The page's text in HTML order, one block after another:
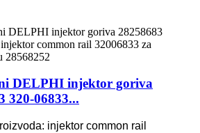
DELPHI injektor goriva
320-06833...
injektor common rail